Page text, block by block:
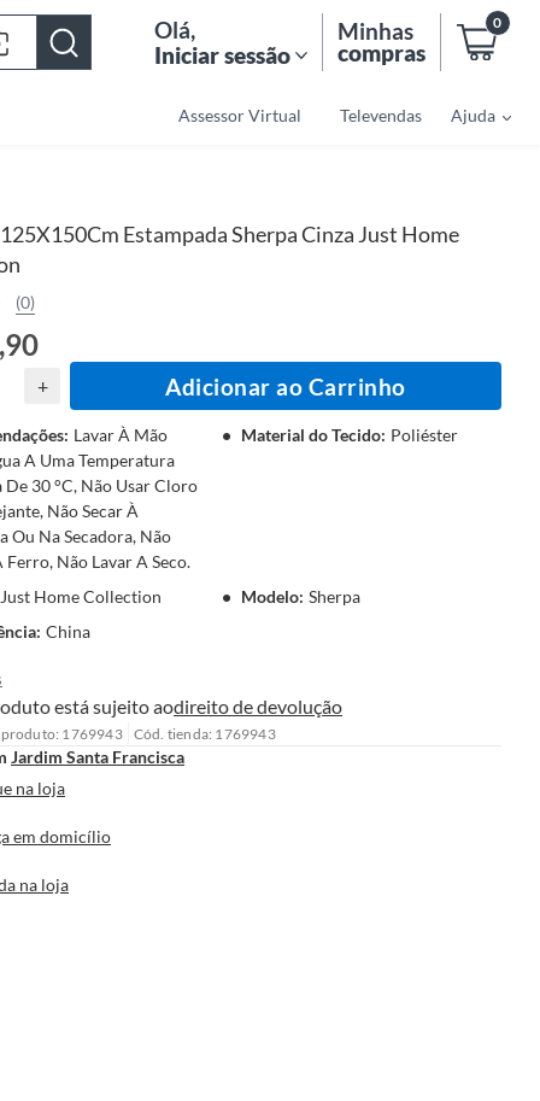
Olá,
Iniciar sessão
Minhas
compras
0
Assessor Virtual Televendas Ajuda
Estampada Sherpa Cinza Just Home
(0)
+ Adicionar ao Carrinho
: Lavar À Mão
A Uma Temperatura
De 30 °C, Não Usar Cloro
Não Secar À
Ou Na Secadora, Não
Ferro, Não Lavar A Seco.
Material do Tecido: Poliéster
Just Home Collection Modelo: Sherpa
: China
está sujeito aodireito de devolução
produto: 1769943 Cód. tienda: 1769943
Jardim Santa Francisca
na loja
em domicílio
na loja